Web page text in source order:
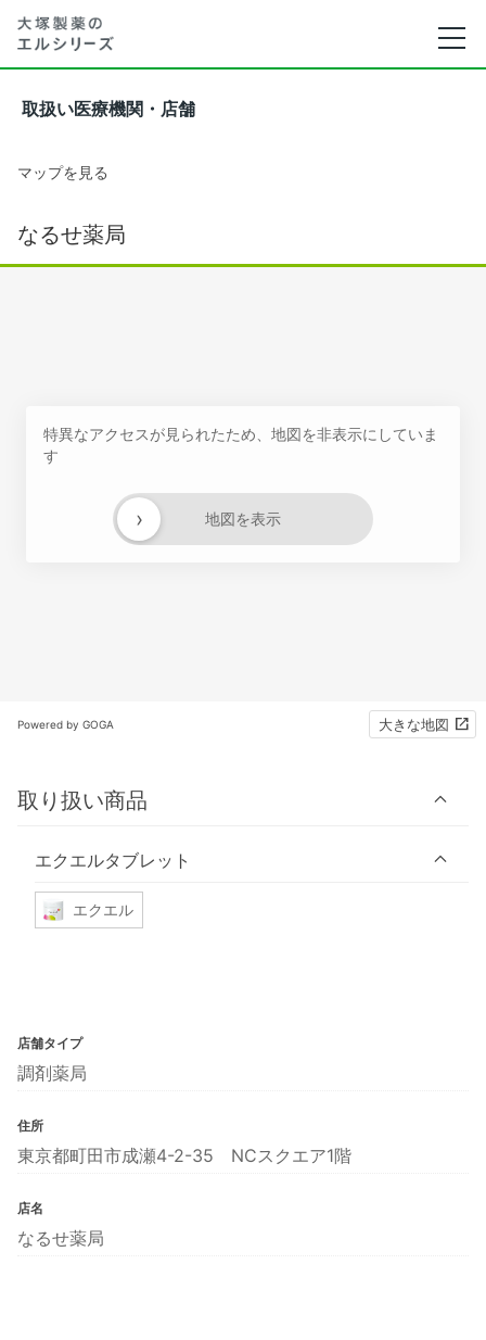
取扱い医療機関・店舗
マップを見る
なるせ薬局
特異なアクセスが見られたため、地図を非表示にしていま
す
地図を表示
›
Powered by GOGA 大きな地図
取り扱い商品
エクエルタブレット
エクエル
店舗タイプ
調剤薬局
住所
東京都町田市成瀬4-2-35 NCスクエア1階
店名
なるせ薬局